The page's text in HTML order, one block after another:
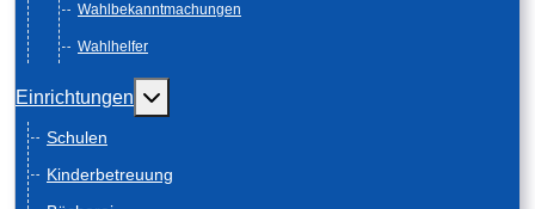
Wahlbekanntmachungen
Wahlhelfer
Einrichtungen Weitere Informationen: Einrichtungen
Schulen
Kinderbetreuung